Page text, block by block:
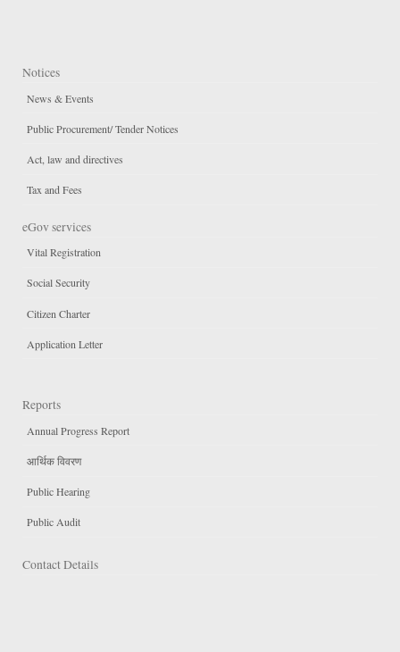
Notices
News & Events
Public Procurement/ Tender Notices
Act, law and directives
Tax and Fees
eGov services
Vital Registration
Social Security
Citizen Charter
Application Letter
Reports
Annual Progress Report
आर्थिक विवरण
Public Hearing
Public Audit
Contact Details